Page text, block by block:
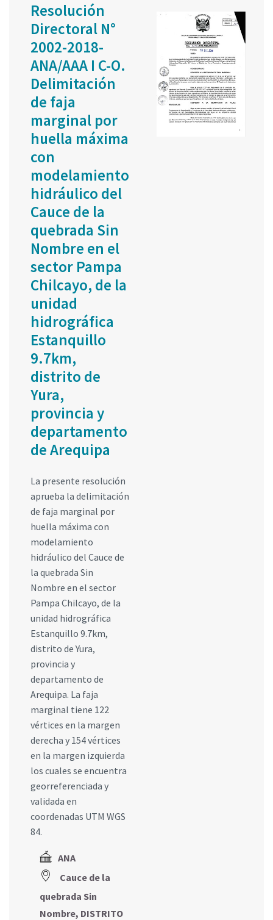
Resolución
Directoral N°
2002-2018-
ANA/AAA I C-O.
Delimitación
de faja
marginal por
huella máxima
con
modelamiento
hidráulico del
Cauce de la
quebrada Sin
Nombre en el
sector Pampa
Chilcayo, de la
unidad
hidrográfica
Estanquillo
9.7km,
distrito de
Yura,
provincia y
departamento
de Arequipa
La presente resolución
aprueba la delimitación
de faja marginal por
huella máxima con
modelamiento
hidráulico del Cauce de
la quebrada Sin
Nombre en el sector
Pampa Chilcayo, de la
unidad hidrográfica
Estanquillo 9.7km,
distrito de Yura,
provincia y
departamento de
Arequipa. La faja
marginal tiene 122
vértices en la margen
derecha y 154 vértices
en la margen izquierda
los cuales se encuentra
georreferenciada y
validada en
coordenadas UTM WGS
84.
ANA
Cauce de la
quebrada Sin
Nombre, DISTRITO